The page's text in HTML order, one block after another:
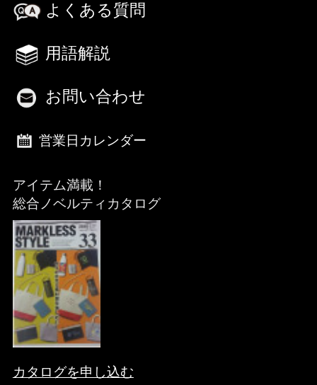
よくある質問
用語解説
お問い合わせ
営業日カレンダー
アイテム満載！
総合ノベルティカタログ
カタログを申し込む